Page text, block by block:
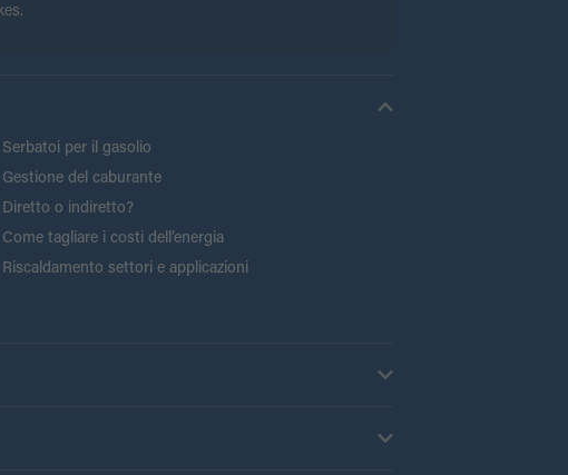
Serbatoi per il gasolio
Gestione del caburante
Diretto o indiretto?
Come tagliare i costi dell’energia
Riscaldamento settori e applicazioni